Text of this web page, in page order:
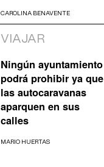
CAROLINA BENAVENTE
VIAJAR
Ningún ayuntamiento
podrá prohibir ya que
las autocaravanas
aparquen en sus
calles
MARIO HUERTAS